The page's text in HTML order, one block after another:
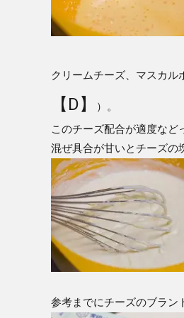
クリームチーズ、マスカ
【D】
）。
このチーズ配合が適度など
混ぜ具合が甘いとチーズの
参考までにチーズのブラン